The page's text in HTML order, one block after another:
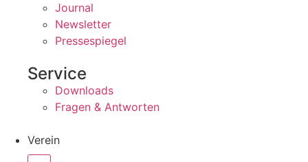
Journal
Newsletter
Pressespiegel
Service
Downloads
Fragen & Antworten
Verein